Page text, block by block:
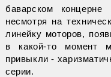
баварском
несмотря на
линейку моторов,
в какой-то момент
привыкли -
серии.